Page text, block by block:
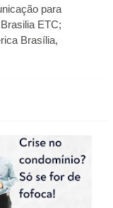
para
ETC;
Brasília,